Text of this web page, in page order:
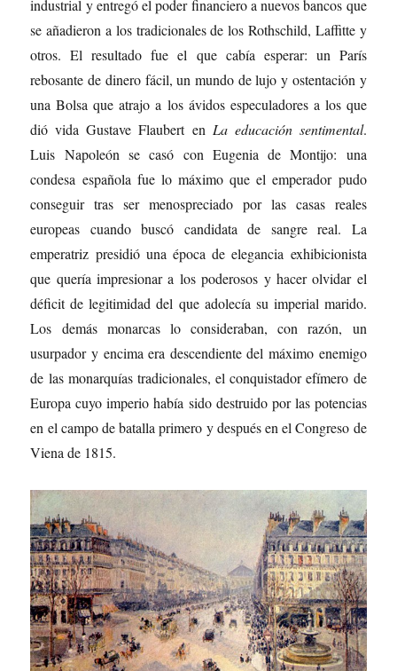
industrial y entregó el poder financiero a nuevos bancos que
se añadieron a los tradicionales de los Rothschild, Laffitte y
otros. El resultado fue el que cabía esperar: un París
rebosante de dinero fácil, un mundo de lujo y ostentación y
una Bolsa que atrajo a los ávidos especuladores a los que
dió vida Gustave Flaubert en La educación sentimental.
Luis Napoleón se casó con Eugenia de Montijo: una
condesa española fue lo máximo que el emperador pudo
conseguir tras ser menospreciado por las casas reales
europeas cuando buscó candidata de sangre real. La
emperatriz presidió una época de elegancia exhibicionista
que quería impresionar a los poderosos y hacer olvidar el
déficit de legitimidad del que adolecía su imperial marido.
Los demás monarcas lo consideraban, con razón, un
usurpador y encima era descendiente del máximo enemigo
de las monarquías tradicionales, el conquistador efímero de
Europa cuyo imperio había sido destruido por las potencias
en el campo de batalla primero y después en el Congreso de
Viena de 1815.